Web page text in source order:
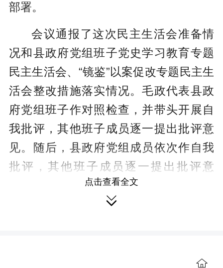
部署。
会议通报了这次民主生活会准备情
况和县政府党组班子党史学习教育专题
民主生活会、“镜鉴”以案促改专题民主生
活会整改措施落实情况。毛政代表县政
府党组班子作对照检查，并带头开展自
我批评，其他班子成员逐一提出批评意
见。随后，县政府党组成员依次作自我
批评，其他班子成员逐一提出批评意
见。大家查摆问题准确全面，批评态度
诚恳认真，改进措施具体务实，进一步
点击查看全文
